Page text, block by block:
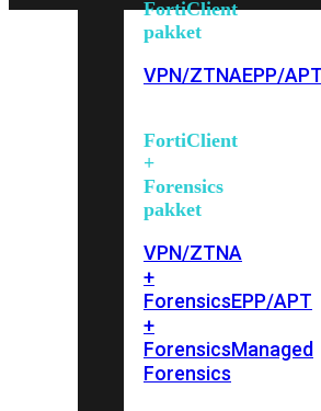
FortiClient
pakket
VPN/ZTNAEPP/APT
FortiClient
+
Forensics
pakket
VPN/ZTNA
+
ForensicsEPP/APT
+
ForensicsManaged
Forensics